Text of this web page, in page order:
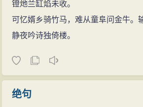
镫灺兰缸焰未收。
可忆婿乡骑竹马，难从童阜问金牛。
静夜吟诗独倚楼。
绝句